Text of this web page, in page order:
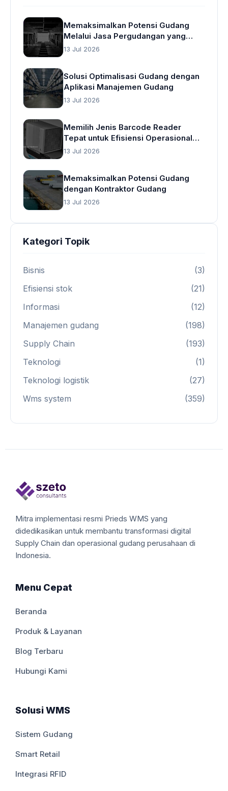
Memaksimalkan Potensi Gudang
Melalui Jasa Pergudangan yang
Cerdas
13 Jul 2026
Solusi Optimalisasi Gudang dengan
Aplikasi Manajemen Gudang
13 Jul 2026
Memilih Jenis Barcode Reader
Tepat untuk Efisiensi Operasional
Gudang
13 Jul 2026
Memaksimalkan Potensi Gudang
dengan Kontraktor Gudang
13 Jul 2026
Kategori Topik
Bisnis
(3)
Efisiensi stok
(21)
Informasi
(12)
Manajemen gudang
(198)
Supply Chain
(193)
Teknologi
(1)
Teknologi logistik
(27)
Wms system
(359)
Mitra implementasi resmi Prieds WMS yang
didedikasikan untuk membantu transformasi digital
Supply Chain dan operasional gudang perusahaan di
Indonesia.
Menu Cepat
Beranda
Produk & Layanan
Blog Terbaru
Hubungi Kami
Solusi WMS
Sistem Gudang
Smart Retail
Integrasi RFID